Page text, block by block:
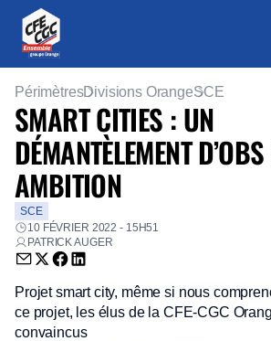
PérimètresDivisions OrangeSCE
SMART CITIES : UN
DÉMANTÈLEMENT
AMBITION
SCE
10 FÉVRIER 2022 - 15H51
PATRICK AUGER
Envoyer par email (nouvelle fenêtre)
Partager sur Twitter (nouvelle
Partager sur Facebook (nouvelle
Partager sur LinkedIn
Projet smart city, même si nous
ce projet, les élus de la CFE-CGC
convaincus